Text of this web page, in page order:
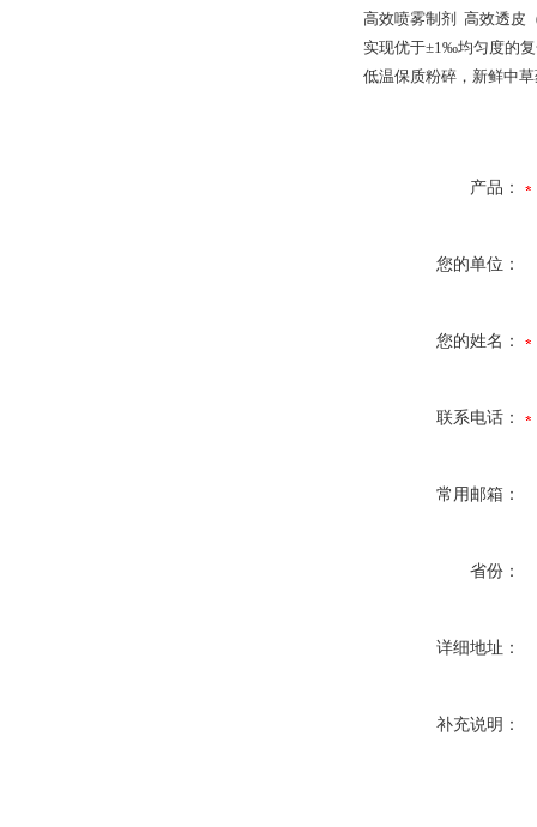
高效喷雾制剂 高效透皮
实现优于±1‰均匀度的
低温保质粉碎，新鲜中
产品：
您的单位：
您的姓名：
联系电话：
常用邮箱：
省份：
详细地址：
补充说明：